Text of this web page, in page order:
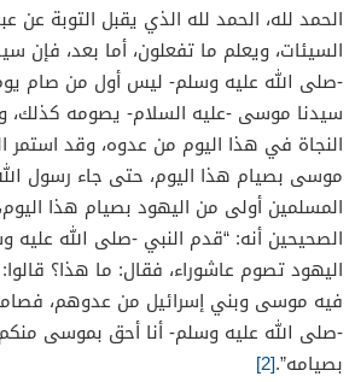
الحمد لله، الحمد لله الذي يقبل التوبة عن
السيئات، ويعلم ما تفعلون، أما بعد، فإن
-صلى الله عليه وسلم- ليس أول من صام
سيدنا موسى -عليه السلام- يصومه كذلك،
النجاة في هذا اليوم من عدوه، وقد استمر
موسى بصيام هذا اليوم، حتى جاء رسول
المسلمين أولى من اليهود بصيام هذا
الصحيحين أنه: “قدم النبي -صلى الله عليه
اليهود تصوم عاشوراء، فقال: ما هذا؟
فيه موسى وبني إسرائيل من عدوهم،
-صلى الله عليه وسلم- أنا أحق بموسى
بصيامه”.[2]